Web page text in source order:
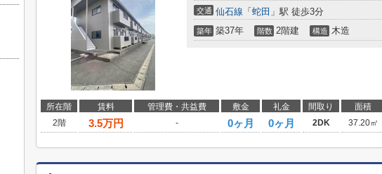
交通 仙石線 「 蛇田 」駅 徒歩3分
築年 築37年 階数 2階建 構造 木造
所在階 賃料 管理費・共益費 敷金 礼金 間取り 面積
2階
3.5万円 - 0ヶ月 0ヶ月 2DK 37.20㎡